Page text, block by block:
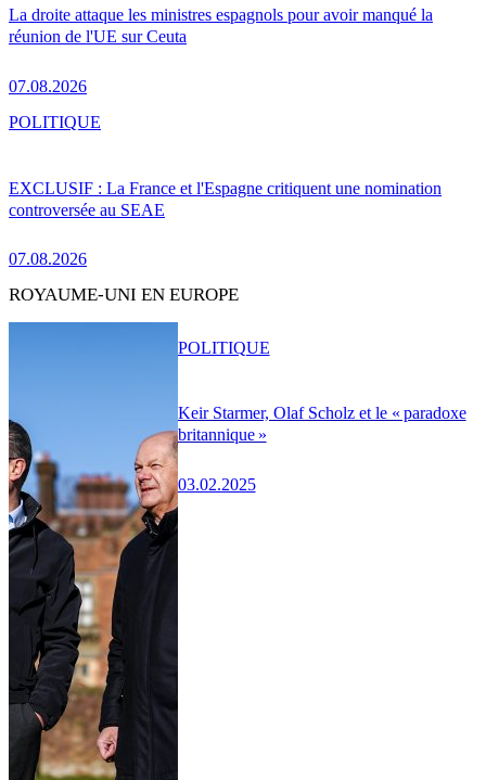
La droite attaque les ministres espagnols pour avoir manqué la
réunion de l'UE sur Ceuta
07.08.2026
EXCLUSIF : La France et l'Espagne critiquent une nomination
controversée au SEAE
07.08.2026
POLITIQUE
ROYAUME-UNI EN EUROPE
Keir Starmer, Olaf Scholz et le « paradoxe
britannique »
03.02.2025
POLITIQUE